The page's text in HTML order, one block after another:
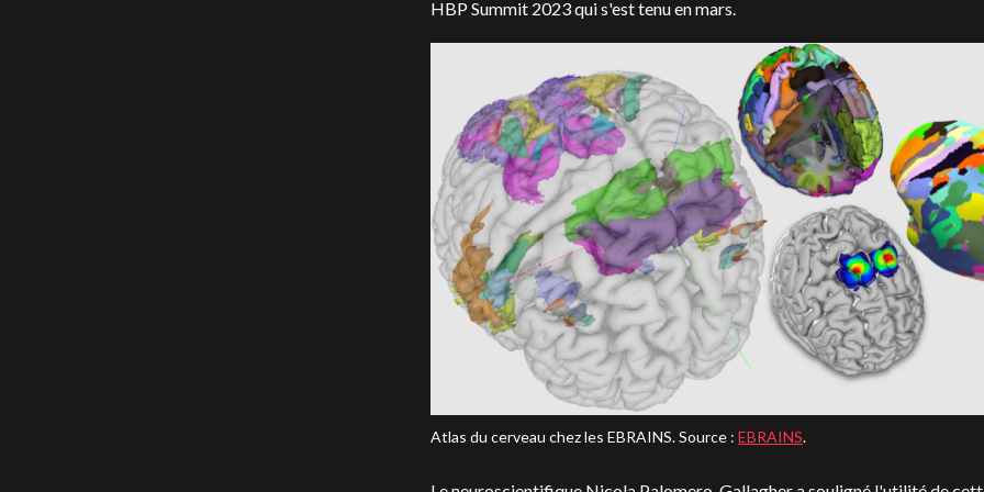
HBP Summit 2023 qui s'est tenu en mars.
Atlas du cerveau chez les EBRAINS. Source : EBRAINS.